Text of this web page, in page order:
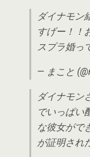
ダイナモン
すげー！！
スプラ婚っ
— まこと
ダイナモン
でいっぱい
な彼女がで
が証明され